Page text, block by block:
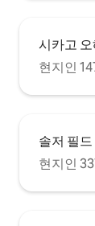
시카고
현지인
솔저 필드
현지인